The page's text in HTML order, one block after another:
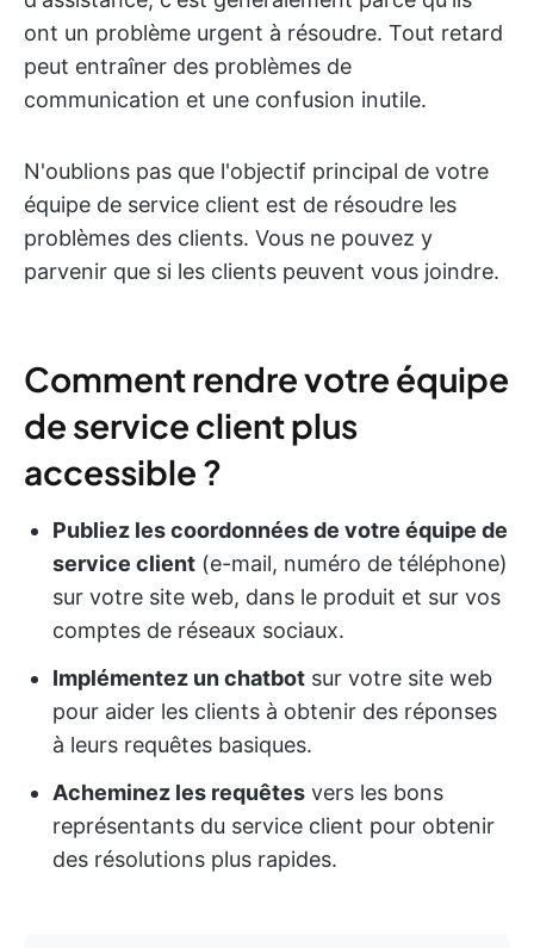
ont un problème urgent à résoudre. Tout retard
peut entraîner des problèmes de
communication et une confusion inutile.
N'oublions pas que l'objectif principal de votre
équipe de service client est de résoudre les
problèmes des clients. Vous ne pouvez y
parvenir que si les clients peuvent vous joindre.
Comment rendre votre équipe
de service client plus
accessible ?
Publiez les coordonnées de votre équipe de
service client (e-mail, numéro de téléphone)
sur votre site web, dans le produit et sur vos
comptes de réseaux sociaux.
Implémentez un chatbot sur votre site web
pour aider les clients à obtenir des réponses
à leurs requêtes basiques.
Acheminez les requêtes vers les bons
représentants du service client pour obtenir
des résolutions plus rapides.